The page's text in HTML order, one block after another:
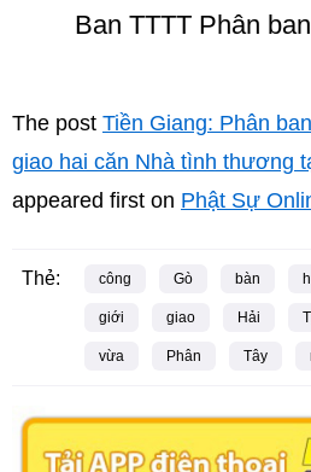
Ban TTTT Phân
The post Tiền Giang: Phân
giao hai căn Nhà tình thương
appeared first on Phật Sự
Thẻ: công Gò bàn
giới giao Hải
vừa Phân Tây